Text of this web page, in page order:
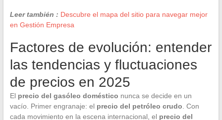
Leer también : Descubre el mapa del sitio para navegar mejor
en Gestión Empresa
Factores de evolución: entender
las tendencias y fluctuaciones
de precios en 2025
El precio del gasóleo doméstico nunca se decide en un
vacío. Primer engranaje: el precio del petróleo crudo . Con
cada movimiento en la escena internacional, el precio del